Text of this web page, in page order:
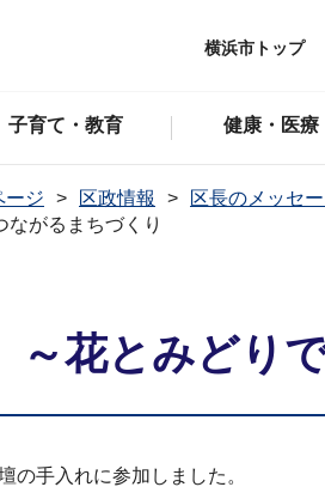
横浜市トップ
子育て・教育 健康・医療
ージ 区政情報 区長のメッセ
ながるまちづくり
～花とみどり
の手入れに参加しました。